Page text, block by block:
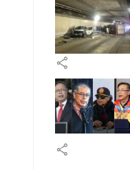
share
share